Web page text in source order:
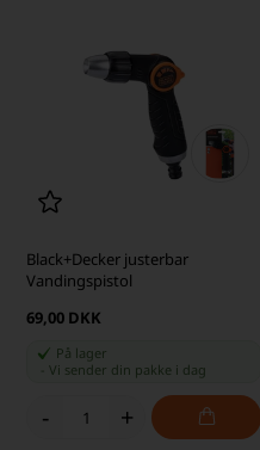
Black+Decker justerbar
Vandingspistol
69,00 DKK
På lager
-Vi sender din pakke i dag
- +